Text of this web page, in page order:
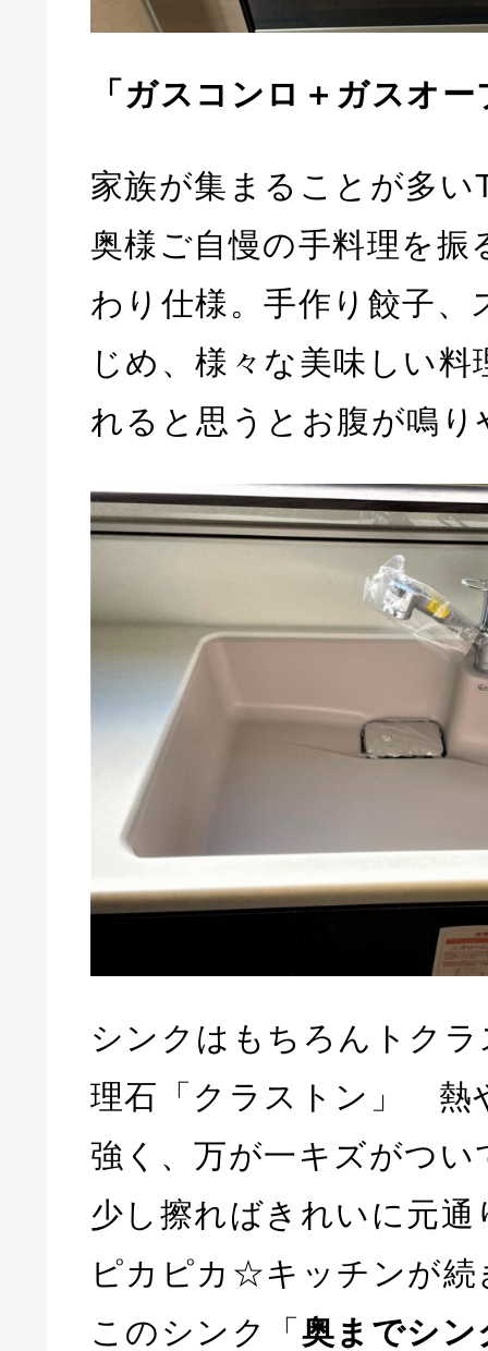
「ガスコンロ＋ガスオ
家族が集まることが多い
奥様ご自慢の手料理を振
わり仕様。手作り餃子、
じめ、様々な美味しい
れると思うとお腹が鳴
シンクはもちろんトク
理石「クラストン」 熱
強く、万が一キズがつ
少し擦ればきれいに元
ピカピカ☆キッチンが続
このシンク「 奥までシン